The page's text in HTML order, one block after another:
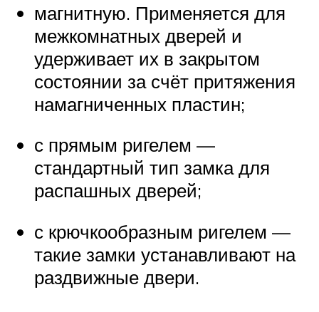
магнитную. Применяется для
межкомнатных дверей и
удерживает их в закрытом
состоянии за счёт притяжения
намагниченных пластин;
с прямым ригелем —
стандартный тип замка для
распашных дверей;
с крючкообразным ригелем —
такие замки устанавливают на
раздвижные двери.